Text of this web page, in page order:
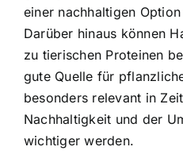
einer nachhaltigen
Darüber hinaus können
zu tierischen Proteinen
gute Quelle für
besonders relevant in
Nachhaltigkeit und der
wichtiger werden.